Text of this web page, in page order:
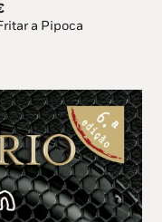
O
preçoa Pipoca